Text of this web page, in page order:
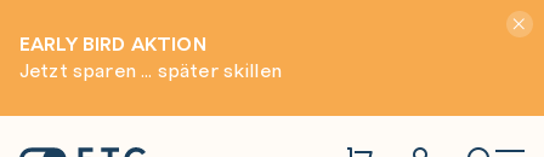
EARLY BIRD AKTION
Jetzt sparen ... später skillen